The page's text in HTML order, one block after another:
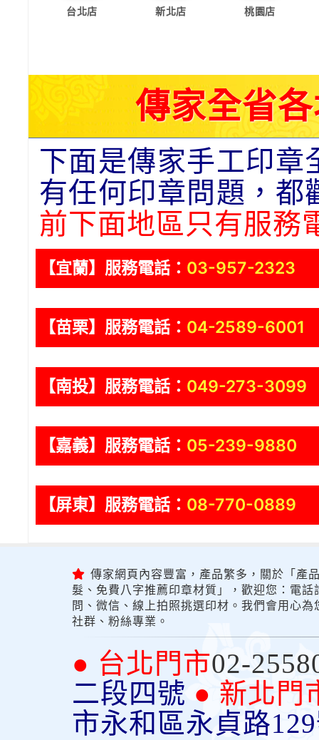
台北店 新北店 桃園店
傳家全省
下面是傳家手工印章
有任何印章問題，都
前下面地區只有服務
【宜蘭】服務電話： 03-957-2323
【苗栗】服務電話： 04-2589-6001
【南投】服務電話： 049-273-3099
【嘉義】服務電話： 05-239-9880
【屏東】服務電話： 08-770-0889
傳家網頁內容豐富，產品繁多，關於「產
髮、免費八字推薦印章材質」，歡迎您：電
問、微信、線上拍照挑選印材。我們會用心
社群、粉絲專業。
● 台北門市02-
二段四號 ● 新北門
市永和區永貞路